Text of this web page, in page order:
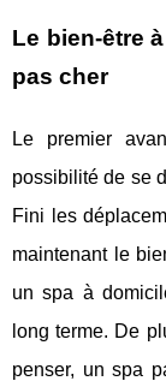
Le bien-être
pas cher
Le premier
possibilité de se
Fini les
maintenant le
un spa à
long terme. De
penser, un spa